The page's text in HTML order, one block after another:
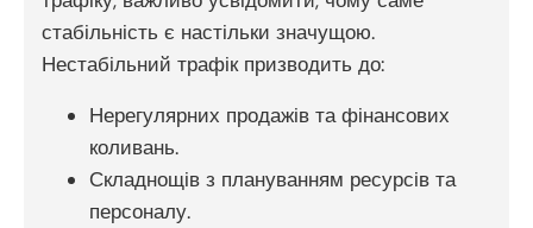
стабільність є настільки значущою.
Нестабільний трафік призводить до:
Нерегулярних продажів та фінансових
коливань.
Складнощів з плануванням ресурсів та
персоналу.